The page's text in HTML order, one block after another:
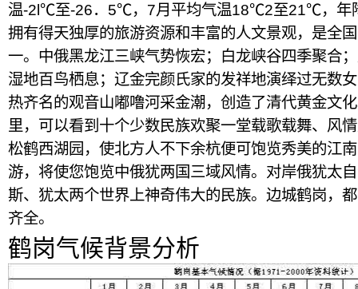
温-2l℃至-26．5℃，7月平均气温18℃2至21℃，年
拥有得天独厚的旅游资源和丰富的人文景观，是全
一。中俄黑龙江三峡气势恢宏；白龙峡谷四季聚合
湿地百鸟栖息；辽金完颜氏家的发祥地演绎过无数
热齐名的观音山嘟噜河采金潮，创造了清代黄金文
里，可以看到十个少数民族欢聚一堂载歌载舞、风
松鹤西湖园，使北方人不下余杭便可饱览秀美的江
游，将使您饱览中俄犹两国三域风情。对岸俄犹太
斯、犹太两个世界上神奇伟大的民族。边城鹤岗，
齐全。
鹤岗气候背景分析